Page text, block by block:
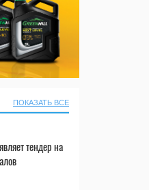
ПОКАЗАТЬ ВСЕ
тендер на